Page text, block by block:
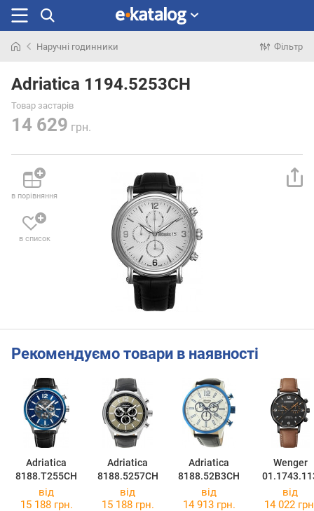
раніше
Наручні годинники Фільтр
Adriatica 1194.5253CH
Товар застарів
14 629 грн.
в порівняння
в список
Рекомендуємо товари в наявності
Adriatica
8188.T255CH
Adriatica
8188.5257CH
Adriatica
8188.52B3CH
Wenger
від
15 188 грн.
від
15 188 грн.
від
14 913 грн.
від
14 022